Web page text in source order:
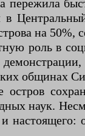
пережила
в
на 50%,
роль в
общинах
остров
наук.